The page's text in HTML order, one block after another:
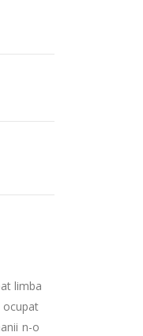
limba
ocupat
n-o